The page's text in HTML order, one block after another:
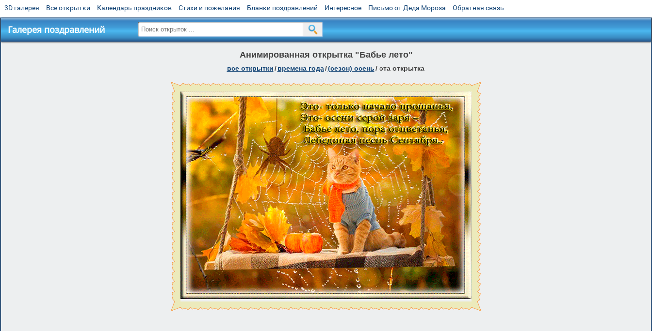
3D галерея Все открытки Календарь праздников Стихи и пожелания Бланки поздравлений Интересное Письмо от Деда Мороза Обратная связь
Галерея поздравлений
Анимированная открытка "Бабье лето"
все открытки/ времена года/(сезон) осень/ эта открытка